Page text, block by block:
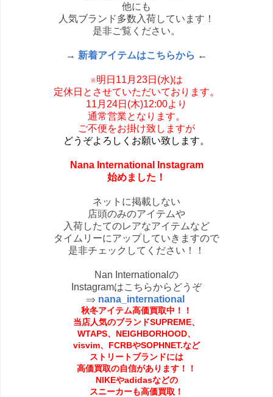
他にも
人気ブランド多数入荷しています！
是非ご覧ください。
→ 新着アイテムはこちらから ←
※明日11月23日(水)は
定休日とさせていただいております。
11月24日(木)12:00より
通常営業となります。
ご不便をお掛け致しますが
どうぞよろしくお願い致します。
Nana International Instagram
始めました！
ネットに掲載しない
店頭のみのアイテムや
入荷したてのレアなアイテムなど
タイムリーにアップしていきますので
是非チェックしてください！！
Nan Internationalの
Instagramはこちらからどうぞ
⇒ nana_international
秋冬アイテム高価買取中！！
当店人気のブランドSUPREME、
WTAPS、NEIGHBORHOOD、
visvim、FCRBやSOPHNET.など
ストリートブランドには
高価買取の自信があります！！
NIKEやadidasなどの
スニーカーも高価買取！